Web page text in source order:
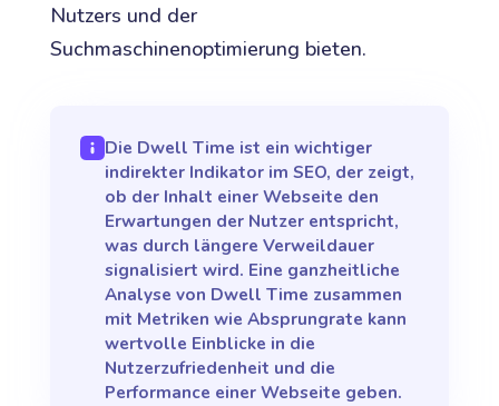
Nutzers und der
Suchmaschinenoptimierung bieten.
Die Dwell Time ist ein wichtiger
indirekter Indikator im SEO, der zeigt,
ob der Inhalt einer Webseite den
Erwartungen der Nutzer entspricht,
was durch längere Verweildauer
signalisiert wird. Eine ganzheitliche
Analyse von Dwell Time zusammen
mit Metriken wie Absprungrate kann
wertvolle Einblicke in die
Nutzerzufriedenheit und die
Performance einer Webseite geben.